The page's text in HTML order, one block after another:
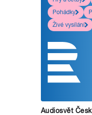
Pohádky
Živé vysílání
Audiosvět